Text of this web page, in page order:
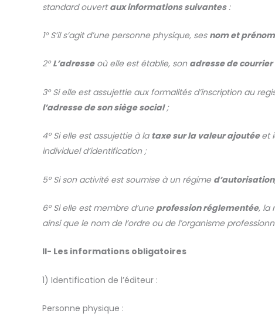
standard ouvertaux informations suivantes:
1° S’il s’agit d’une personne physique, ses nom et
2° L’adresseoù elle est établie, son adresse de
3° Si elle est assujettie aux formalités d’inscription au
l’adresse de son siège social;
4° Si elle est assujettie à la taxe sur la valeur ajoutéeet
individuel d’identification ;
5° Si son activité est soumise à un régime d’autorisation
6° Si elle est membre d’uneprofession réglementée, la
ainsi que le nom de l’ordre ou de l’organisme
II- Les informations obligatoires
1) Identification de l’éditeur :
Personne physique :